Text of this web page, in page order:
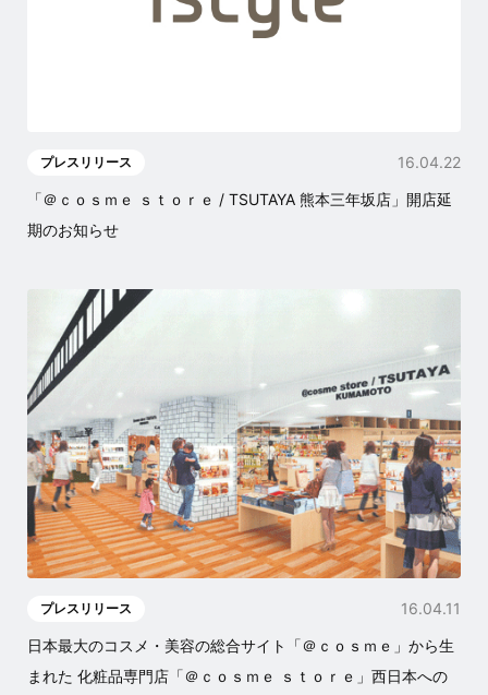
プレスリリース
16.04.22
「＠ｃｏｓｍｅ ｓｔｏｒｅ / TSUTAYA 熊本三年坂店」開店延
期のお知らせ
プレスリリース
16.04.11
日本最大のコスメ・美容の総合サイト「＠ｃｏｓｍｅ」から生
まれた 化粧品専門店「＠ｃｏｓｍｅ ｓｔｏｒｅ」西日本への